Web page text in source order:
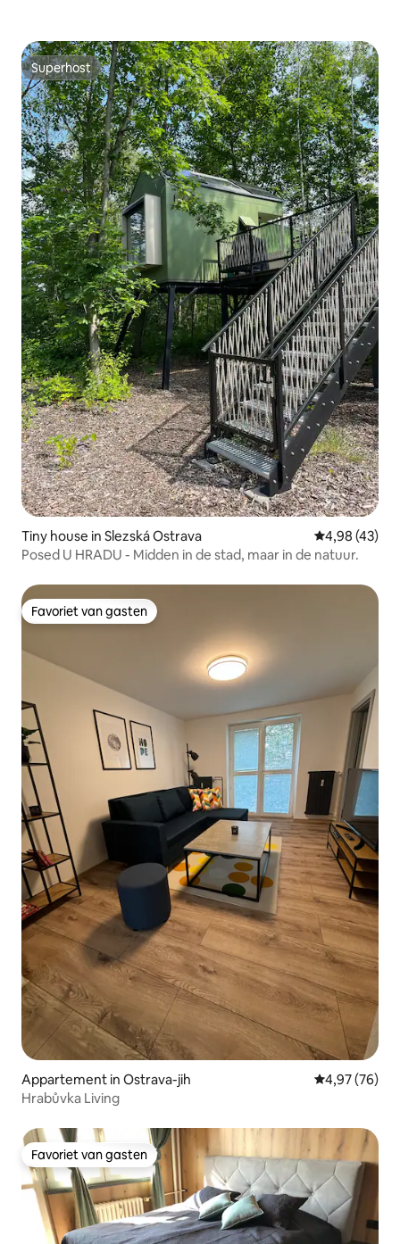
Superhost
Superhost
Tiny house in Slezská Ostrava Gemiddelde
4,98 (43)
Posed U HRADU - Midden in de stad, maar in de natuur.
Favoriet van gasten
Favoriet van gasten
Appartement in Ostrava-jih Gemiddelde
4,97 (76)
Hrabůvka Living
Favoriet van gasten
Favoriet van gasten